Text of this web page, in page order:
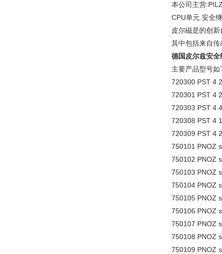
本公司主营
CPU单元 安全
皮尔磁是的创
其中包括来自
德国皮尔兹安全
主要产品型号如
720300 PST 4
720301 PST 4
720303 PST 4
720308 PST 4
720309 PST 4
750101 PNOZ
750102 PNOZ
750103 PNOZ
750104 PNOZ
750105 PNOZ
750106 PNOZ
750107 PNOZ
750108 PNOZ
750109 PNOZ